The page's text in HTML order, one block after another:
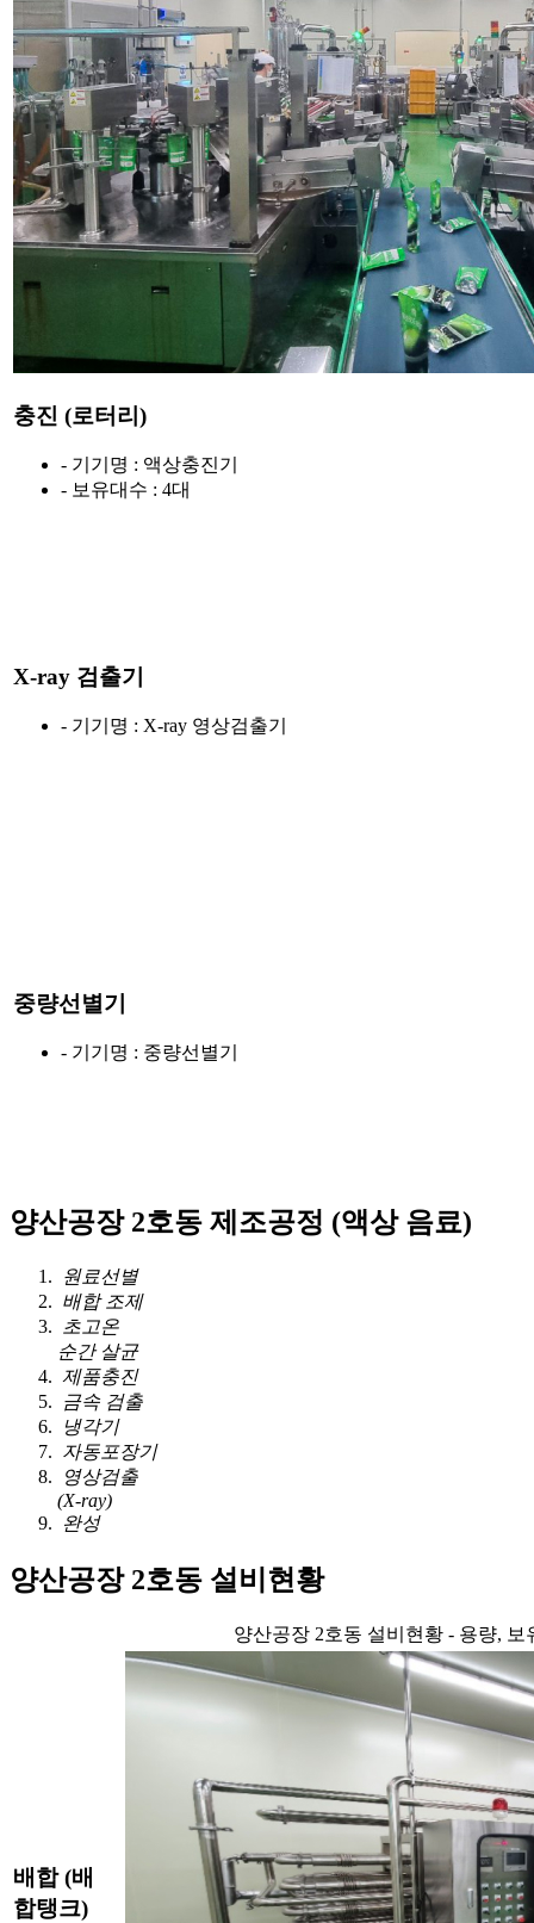
충진 (로터리)
- 기기명 : 액상충진기
- 보유대수 : 4대
X-ray 검출기
- 기기명 : X-ray 영상검출기
중량선별기
- 기기명 : 중량선별기
양산공장 2호동 제조공정 (액상 음료)
원료선별
배합 조제
초고온
순간 살균
제품충진
금속 검출
냉각기
자동포장기
영상검출
(X-ray)
완성
양산공장 2호동 설비현황
양산공장 2호동 설비현황 - 용량, 보
배합 (배
합탱크)